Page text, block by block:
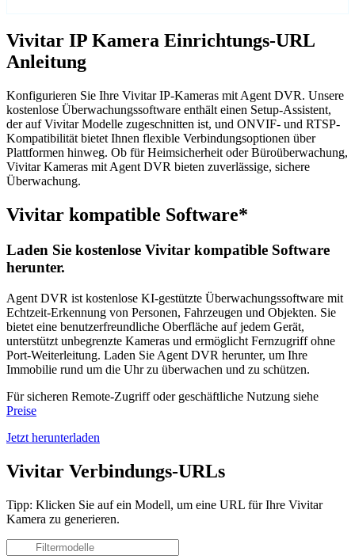
Vivitar IP Kamera Einrichtungs-URL
Anleitung
Konfigurieren Sie Ihre Vivitar IP-Kameras mit Agent DVR. Unsere
kostenlose Überwachungssoftware enthält einen Setup-Assistent,
der auf Vivitar Modelle zugeschnitten ist, und ONVIF- und RTSP-
Kompatibilität bietet Ihnen flexible Verbindungsoptionen über
Plattformen hinweg. Ob für Heimsicherheit oder Büroüberwachung,
Vivitar Kameras mit Agent DVR bieten zuverlässige, sichere
Überwachung.
Vivitar kompatible Software*
Laden Sie kostenlose Vivitar kompatible Software
herunter.
Agent DVR ist kostenlose KI-gestützte Überwachungssoftware mit
Echtzeit-Erkennung von Personen, Fahrzeugen und Objekten. Sie
bietet eine benutzerfreundliche Oberfläche auf jedem Gerät,
unterstützt unbegrenzte Kameras und ermöglicht Fernzugriff ohne
Port-Weiterleitung. Laden Sie Agent DVR herunter, um Ihre
Immobilie rund um die Uhr zu überwachen und zu schützen.
Für sicheren Remote-Zugriff oder geschäftliche Nutzung siehe
Preise
Jetzt herunterladen
Vivitar Verbindungs-URLs
Tipp: Klicken Sie auf ein Modell, um eine URL für Ihre Vivitar
Kamera zu generieren.